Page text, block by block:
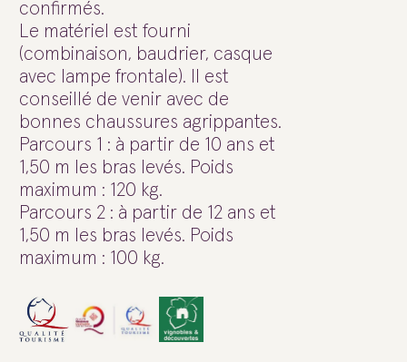
confirmés.
Le matériel est fourni
(combinaison, baudrier, casque
avec lampe frontale). Il est
conseillé de venir avec de
bonnes chaussures agrippantes.
Parcours 1 : à partir de 10 ans et
1,50 m les bras levés. Poids
maximum : 120 kg.
Parcours 2 : à partir de 12 ans et
1,50 m les bras levés. Poids
maximum : 100 kg.